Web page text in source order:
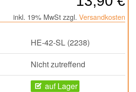
inkl. 19% MwSt zzgl. Versandkosten
HE-42-SL (2238)
Nicht zutreffend
auf Lager